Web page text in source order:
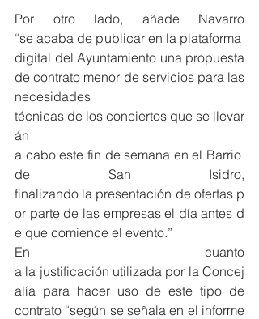
Por otro lado, añade Navarro
“se acaba de publicar en la plataforma
digital del Ayuntamiento una propuesta
de contrato menor de servicios para las
necesidades
técnicas de los conciertos que se llevar
án
a cabo este fin de semana en el Barrio
de San Isidro,
finalizando la presentación de ofertas p
or parte de las empresas el día antes d
e que comience el evento.”
En cuanto
a la justificación utilizada por la Concej
alía para hacer uso de este tipo de
contrato “según se señala en el informe